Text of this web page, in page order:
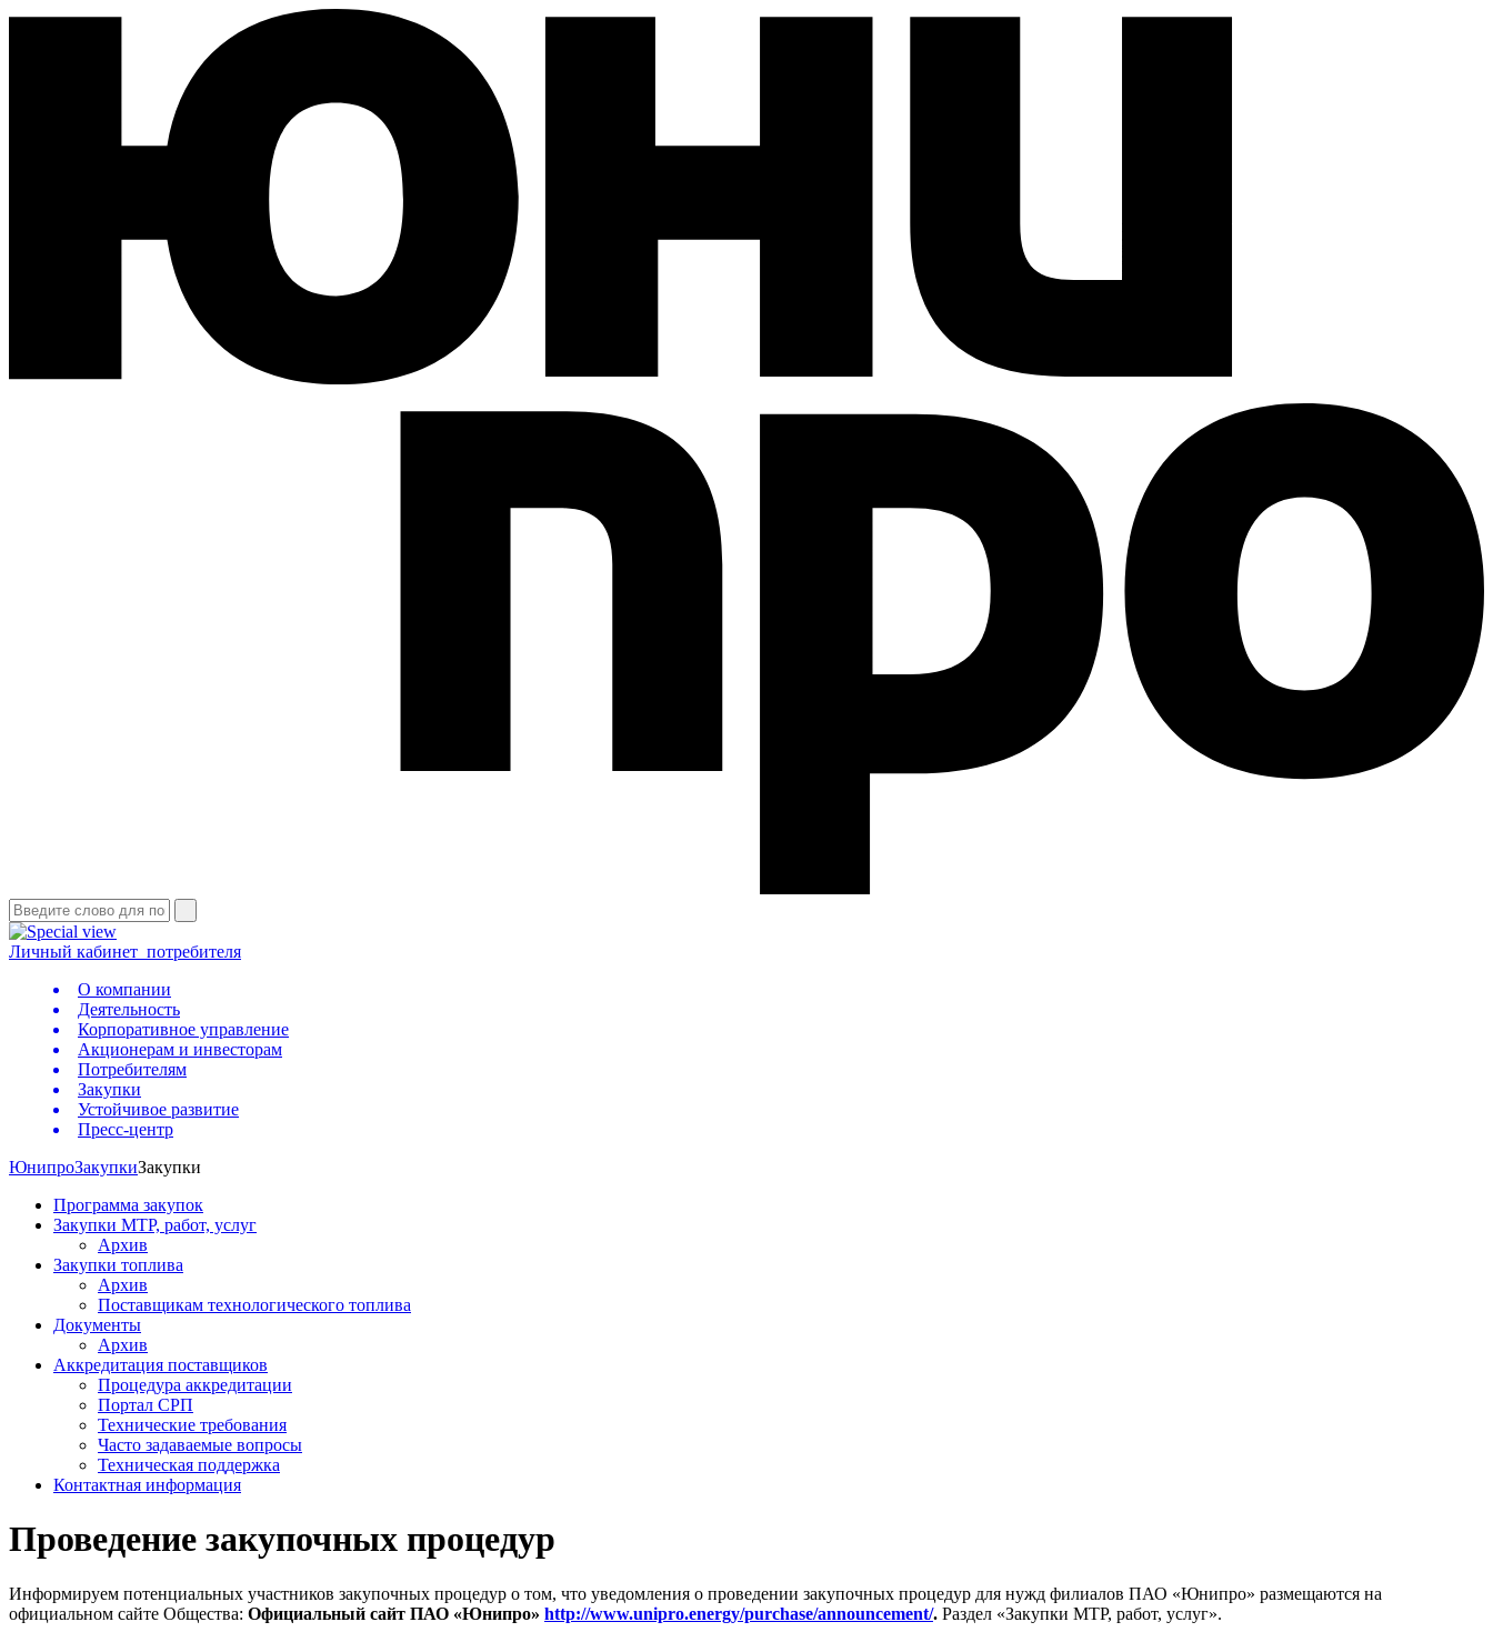
Личный кабинет потребителя
О компании
Деятельность
Корпоративное управление
Акционерам и инвесторам
Потребителям
Закупки
Устойчивое развитие
Пресс-центр
ЮнипроЗакупкиЗакупки
Программа закупок
Закупки МТР, работ, услуг
Архив
Закупки топлива
Архив
Поставщикам технологического топлива
Документы
Архив
Аккредитация поставщиков
Процедура аккредитации
Портал СРП
Технические требования
Часто задаваемые вопросы
Техническая поддержка
Контактная информация
Проведение закупочных процедур
Информируем потенциальных участников закупочных процедур о том, что уведомления о проведении закупочных процедур для нужд филиалов ПАО «Юнипро» размещаются на
официальном сайте Общества: Официальный сайт ПАО «Юнипро» http://www.unipro.energy/purchase/announcement/. Раздел «Закупки МТР, работ, услуг».